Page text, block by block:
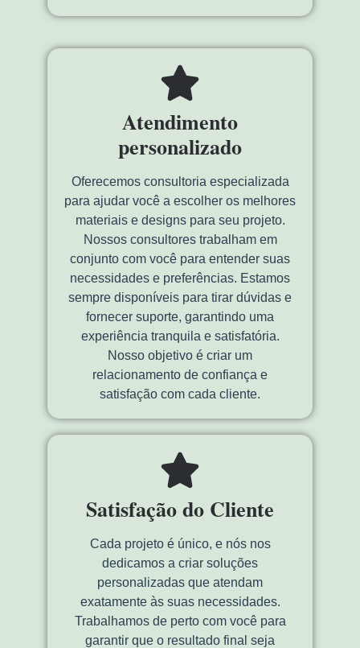
Atendimento
personalizado
Oferecemos consultoria especializada
para ajudar você a escolher os melhores
materiais e designs para seu projeto.
Nossos consultores trabalham em
conjunto com você para entender suas
necessidades e preferências. Estamos
sempre disponíveis para tirar dúvidas e
fornecer suporte, garantindo uma
experiência tranquila e satisfatória.
Nosso objetivo é criar um
relacionamento de confiança e
satisfação com cada cliente.
Satisfação do Cliente
Cada projeto é único, e nós nos
dedicamos a criar soluções
personalizadas que atendam
exatamente às suas necessidades.
Trabalhamos de perto com você para
garantir que o resultado final seja